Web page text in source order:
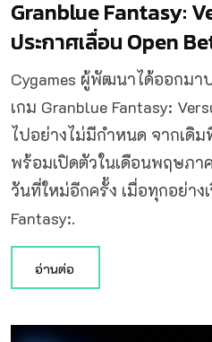
Granblue Fantasy:
ประกาศเลื่อน Open
Cygames ผู้พัฒนาได้ออกมา
เกม Granblue Fantasy:
ไปอย่างไม่มีกำหนด จากเดิม
พร้อมเปิดตัวในเดือนพฤษภ
วันที่ใหม่อีกครั้ง เมื่อทุกอย่าง
Fantasy:.
อ่านต่อ